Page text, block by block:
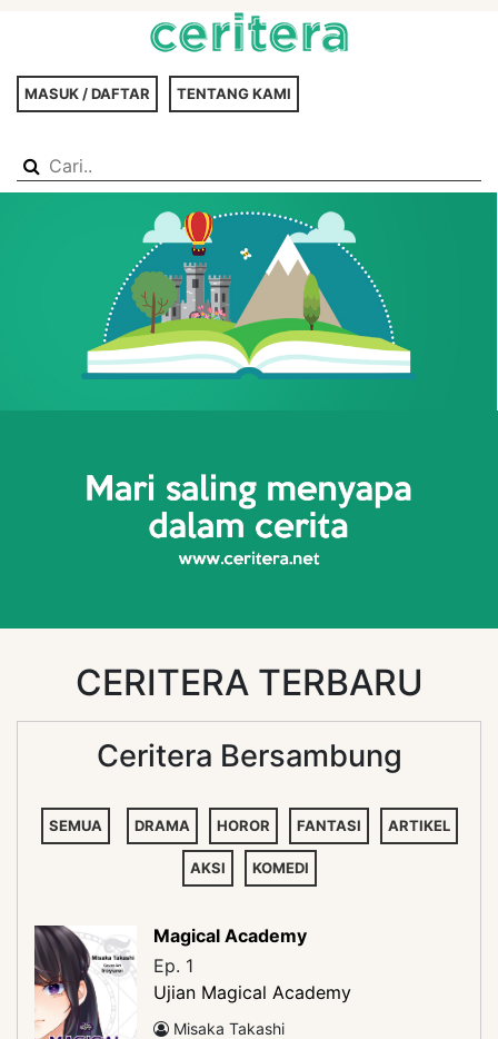
MASUK / DAFTAR TENTANG KAMI
CERITERA TERBARU
Ceritera Bersambung
SEMUA DRAMA HOROR FANTASI ARTIKEL
AKSI KOMEDI
Magical Academy
Ep. 1
Ujian Magical Academy
Misaka Takashi